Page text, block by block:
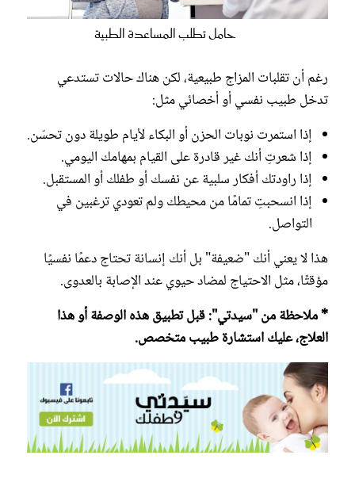
حامل تطلب المساعدة الطبية
رغم أن تقلبات المزاج طبيعية، لكن هناك حالات تستدعي
تدخل طبيب نفسي أو أخصائي مثل:
إذا استمرت نوبات الحزن أو البكاء لأيام طويلة دون تحسّن.
إذا شعرتِ أنك غير قادرة على القيام بمهامك اليومي.
إذا راودتك أفكار سلبية عن نفسك أو طفلك أو المستقبل.
إذا انسحبتِ تمامًا من محيطك ولم تعودي ترغبين في
التواصل.
هذا لا يعني أنك "ضعيفة" بل أنك إنسانة تحتاج دعمًا نفسيًا
مؤقتًا، مثل الاحتياج لمضاد حيوي عند الإصابة بالعدوى.
* ملاحظة من "سيدتي": قبل تطبيق هذه الوصفة أو هذا
العلاج، عليك استشارة طبيب متخصص.